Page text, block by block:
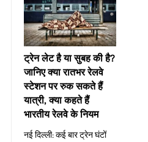
ट्रेन लेट है या सुबह की है?
जानिए क्या रातभर रेलवे
स्टेशन पर रुक सकते हैं
यात्री, क्या कहते हैं
भारतीय रेलवे के नियम
नई दिल्ली: कई बार ट्रेन घंटों